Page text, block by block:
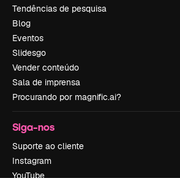
Tendências de pesquisa
Blog
Eventos
Slidesgo
Vender conteúdo
Sala de imprensa
Procurando por magnific.ai?
Siga-nos
Suporte ao cliente
Instagram
YouTube